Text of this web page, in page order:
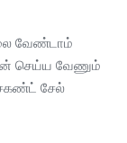
வேண்டாம்
செய்ய வேணும்
சேல்